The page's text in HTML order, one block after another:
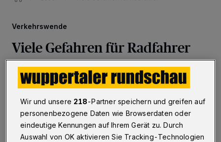
Verkehrswende
Viele Gefahren für Radfahrer
Betr.: Verkehrswende
28.08.2020 , 12:26 Uhr Eine Minute Lesezeit
Wir und unsere 218-Partner speichern und greifen auf
personenbezogene Daten wie Browserdaten oder
eindeutige Kennungen auf Ihrem Gerät zu. Durch
Auswahl von OK aktivieren Sie Tracking-Technologien